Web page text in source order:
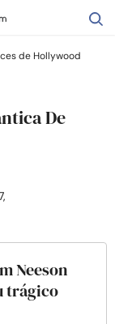
de Hollywood
De
Neeson
trágico